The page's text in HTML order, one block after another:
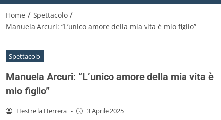
Home / Spettacolo /
Manuela Arcuri: “L’unico amore della mia vita è mio figlio”
Spettacolo
Manuela Arcuri: “L’unico amore della mia vita è
mio figlio”
Hestrella Herrera - 3 Aprile 2025